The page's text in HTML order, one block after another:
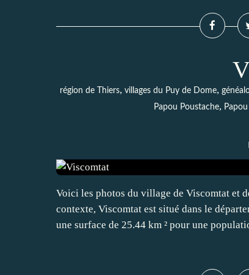
région de Thiers, villages du Puy de Dome,
Papou Poustache,
Voici les photos du village de Viscomtat et
contexte, Viscomtat est situé dans le
une surface de 25.44 km ² pour une